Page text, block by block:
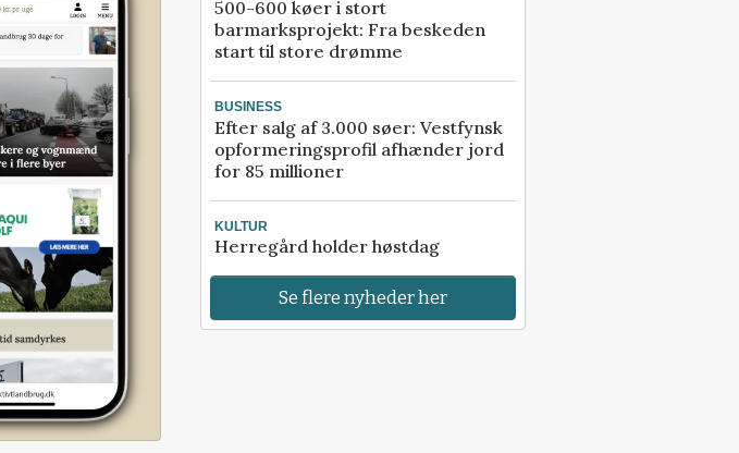
500-600 køer i stort
barmarksprojekt: Fra beskeden
start til store drømme
BUSINESS
Efter salg af 3.000 søer: Vestfynsk
opformeringsprofil afhænder jord
for 85 millioner
KULTUR
Herregård holder høstdag
Se flere nyheder her